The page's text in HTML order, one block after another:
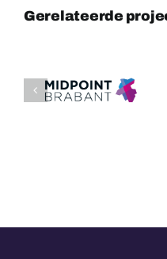
Gerelateerde
Dutch